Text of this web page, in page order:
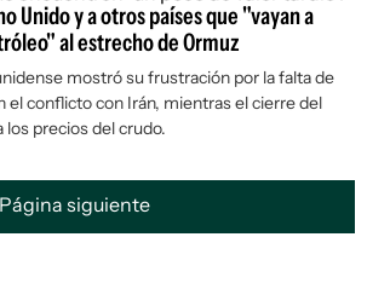
Unido y a otros países que "vayan a
al estrecho de Ormuz
mostró su frustración por la falta de
el conflicto con Irán, mientras el cierre del
precios del crudo.
Página siguiente